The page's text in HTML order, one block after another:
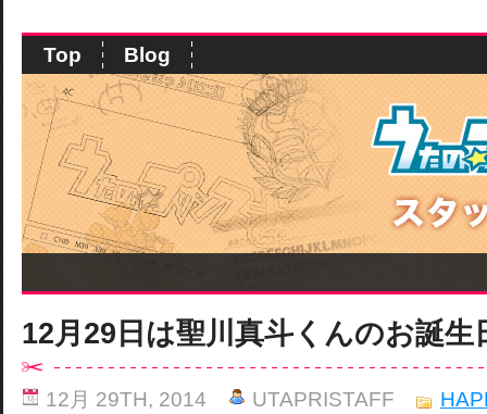
Top Blog
12月29日は聖川真斗くんのお誕生
12月 29TH, 2014 UTAPRISTAFF